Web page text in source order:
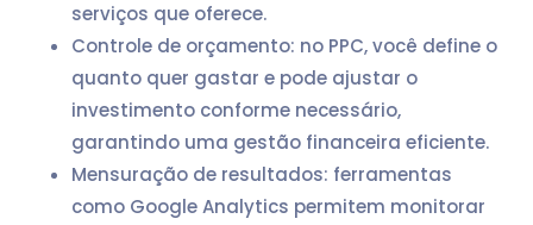
serviços que oferece.
Controle de orçamento: no PPC, você define o
quanto quer gastar e pode ajustar o
investimento conforme necessário,
garantindo uma gestão financeira eficiente.
Mensuração de resultados: ferramentas
como Google Analytics permitem monitorar